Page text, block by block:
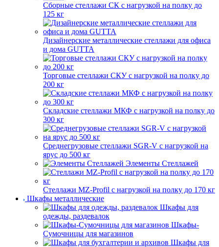
Сборные стеллажи СК с нагрузкой на полку до
125 кг
Дизайнерские металлические стеллажи для офиса
и дома GUTTA
Торговые стеллажи СКУ с нагрузкой на полку до
200 кг
Складские стеллажи МКФ с нагрузкой на полку до
300 кг
Среднегрузовые стеллажи SGR-V с нагрузкой на
ярус до 500 кг
Элементы Стеллажей
Стеллажи MZ-Profil с нагрузкой на полку до 170 кг
Шкафы металлические
Шкафы для
одежды, раздевалок
Шкафы-
Сумочницы для магазинов
Шкафы для